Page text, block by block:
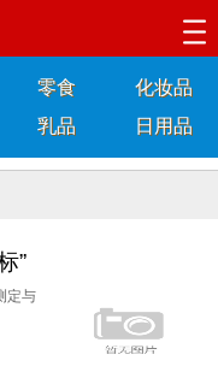
零食
化妆品
乳品 日用品
”
定与